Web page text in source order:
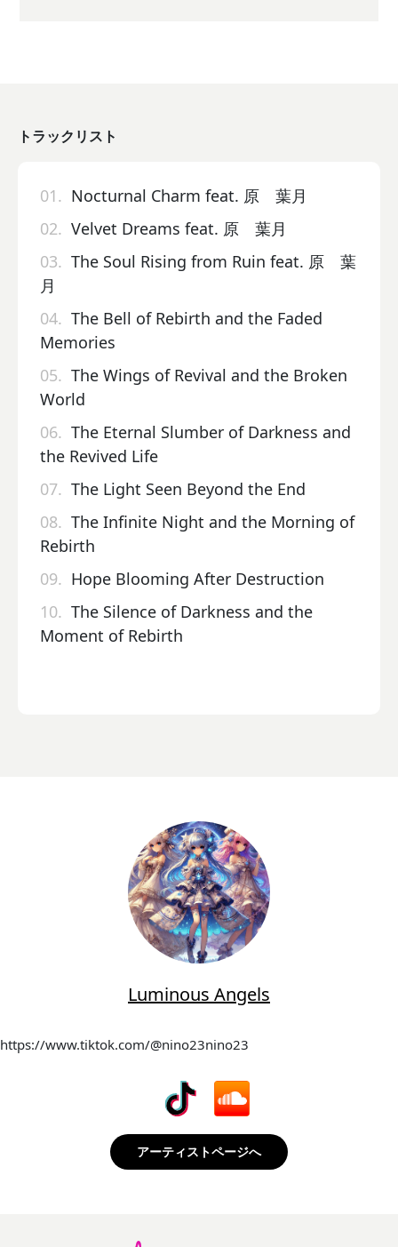
トラックリスト
01. Nocturnal Charm feat. 原 葉月
02. Velvet Dreams feat. 原 葉月
03. The Soul Rising from Ruin feat. 原 葉
月
04. The Bell of Rebirth and the Faded
Memories
05. The Wings of Revival and the Broken
World
06. The Eternal Slumber of Darkness and
the Revived Life
07. The Light Seen Beyond the End
08. The Infinite Night and the Morning of
Rebirth
09. Hope Blooming After Destruction
10. The Silence of Darkness and the
Moment of Rebirth
Luminous Angels
https://www.tiktok.com/@nino23nino23
アーティストページへ